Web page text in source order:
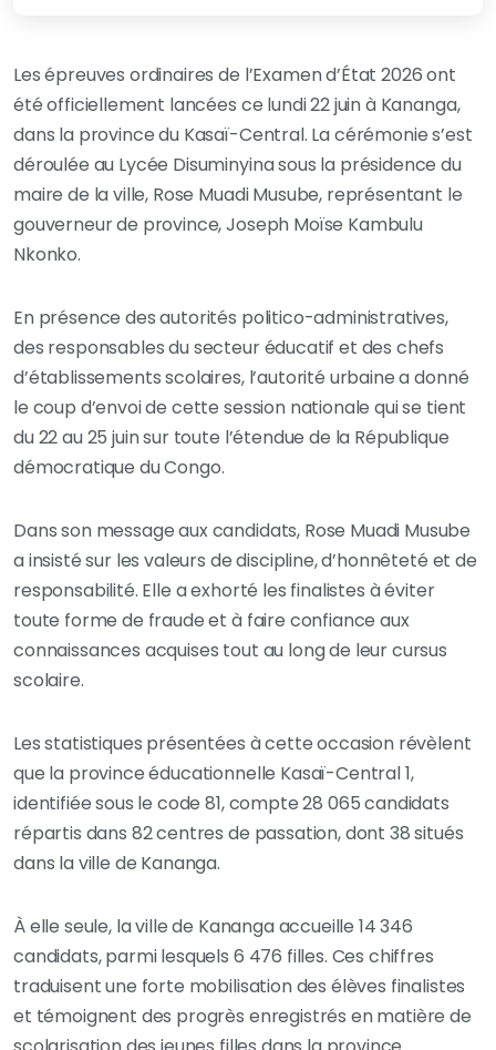
Les épreuves ordinaires de l’Examen d’État 2026 ont
été officiellement lancées ce lundi 22 juin à Kananga,
dans la province du Kasaï-Central. La cérémonie s’est
déroulée au Lycée Disuminyina sous la présidence du
maire de la ville, Rose Muadi Musube, représentant le
gouverneur de province, Joseph Moïse Kambulu
Nkonko.
En présence des autorités politico-administratives,
des responsables du secteur éducatif et des chefs
d’établissements scolaires, l’autorité urbaine a donné
le coup d’envoi de cette session nationale qui se tient
du 22 au 25 juin sur toute l’étendue de la République
démocratique du Congo.
Dans son message aux candidats, Rose Muadi Musube
a insisté sur les valeurs de discipline, d’honnêteté et de
responsabilité. Elle a exhorté les finalistes à éviter
toute forme de fraude et à faire confiance aux
connaissances acquises tout au long de leur cursus
scolaire.
Les statistiques présentées à cette occasion révèlent
que la province éducationnelle Kasaï-Central 1,
identifiée sous le code 81, compte 28 065 candidats
répartis dans 82 centres de passation, dont 38 situés
dans la ville de Kananga.
À elle seule, la ville de Kananga accueille 14 346
candidats, parmi lesquels 6 476 filles. Ces chiffres
traduisent une forte mobilisation des élèves finalistes
et témoignent des progrès enregistrés en matière de